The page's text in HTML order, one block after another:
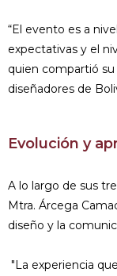
“El evento es a
expectativas y el
quien compartió
diseñadores de
Evolución y
A lo largo de sus
Mtra. Árcega
diseño y la
"La experiencia